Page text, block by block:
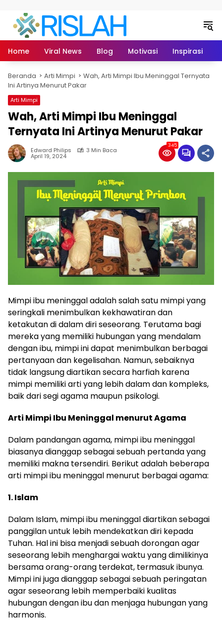
Home Viral News Blog Motivasi Inspirasi
Beranda Arti Mimpi
Wah, Arti Mimpi Ibu Meninggal Ternyata
Ini Artinya Menurut Pakar
Arti Mimpi
Wah, Arti Mimpi Ibu Meninggal
Ternyata Ini Artinya Menurut Pakar
Edward Philips 3 Min Baca
April 19, 2024
345
Mimpi ibu meninggal adalah salah satu mimpi yang
seringkali menimbulkan kekhawatiran dan
ketakutan di dalam diri seseorang. Terutama bagi
mereka yang memiliki hubungan yang mendalam
dengan ibu, mimpi ini dapat menimbulkan berbagai
pertanyaan dan kegelisahan. Namun, sebaiknya
tidak langsung diartikan secara harfiah karena
mimpi memiliki arti yang lebih dalam dan kompleks,
baik dari segi agama maupun psikologi.
Arti Mimpi Ibu Meninggal menurut Agama
Dalam pandangan agama, mimpi ibu meninggal
biasanya dianggap sebagai sebuah pertanda yang
memiliki makna tersendiri. Berikut adalah beberapa
arti mimpi ibu meninggal menurut berbagai agama:
1. Islam
Dalam Islam, mimpi ibu meninggal diartikan sebagai
panggilan untuk lebih mendekatkan diri kepada
Tuhan. Hal ini bisa menjadi sebuah dorongan agar
seseorang lebih menghargai waktu yang dimilikinya
bersama orang-orang terdekat, termasuk ibunya.
Mimpi ini juga dianggap sebagai sebuah peringatan
agar seseorang lebih memperbaiki kualitas
hubungan dengan ibu dan menjaga hubungan yang
harmonis.